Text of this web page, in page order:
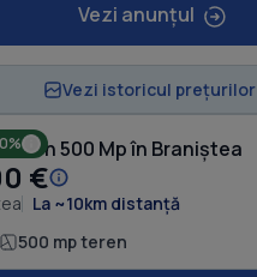
Vezi anunțul
Vezi istoricul prețurilor
500 Mp în Braniștea
€
La ~10km distanță
500 mp teren